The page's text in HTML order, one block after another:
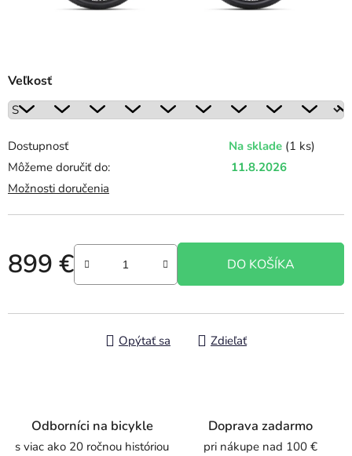
Veľkosť
Dostupnosť Na sklade (1 ks)
Môžeme doručiť do:
11.8.2026
Možnosti doručenia
899 €
Jednotková cena:
DO KOŠÍKA
Opýtať sa Zdieľať
Odborníci na bicykle
s viac ako 20 ročnou históriou
Doprava zadarmo
pri nákupe nad 100 €